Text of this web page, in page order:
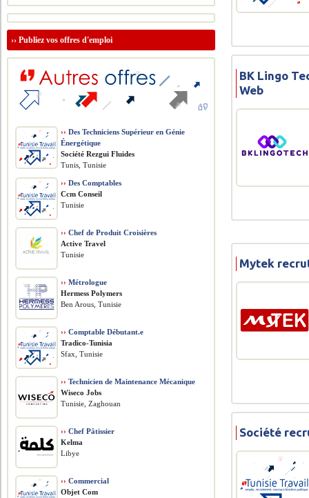
BK Lingo
Web
Mytek
Société
››Publiez vos offres d'emploi
›› Des Techniciens Supérieur en Génie
Énergétique
Société Rezgui Fluides
Tunis, Tunisie
›› Des Comptables
Ccm Conseil
Tunisie
›› Chef de Produit Croisières
Active Travel
Tunisie
›› Métrologue
Hermess Polymers
Ben Arous, Tunisie
›› Comptable Débutant.e
Tradico-Tunisia
Sfax, Tunisie
›› Technicien de Maintenance Mécanique
Wiseco Jobs
Tunisie, Zaghouan
›› Chef Pâtissier
Kelma
Libye
›› Commercial
Objet Com